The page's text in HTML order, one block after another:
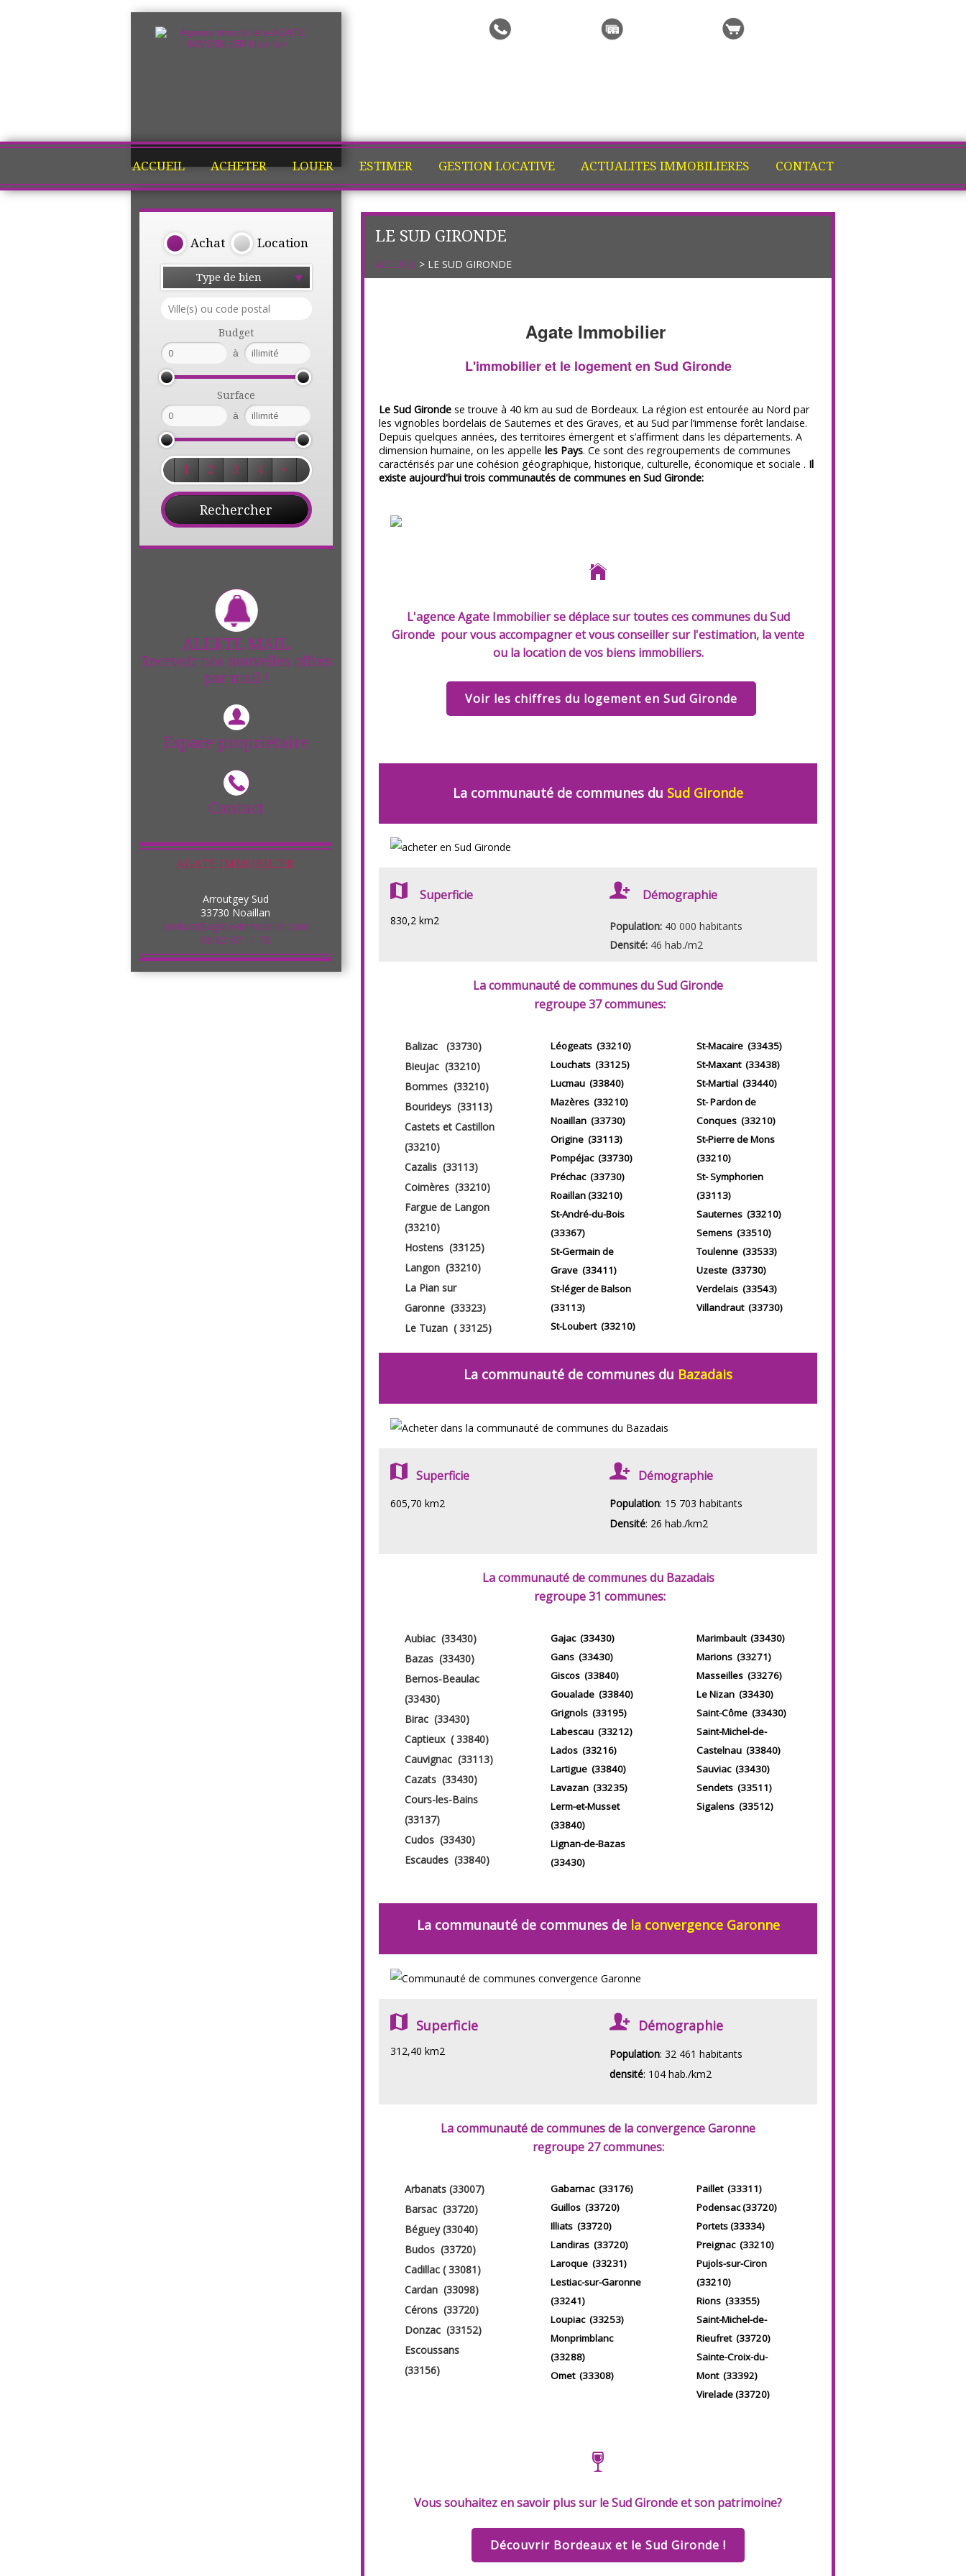
ACCUEIL ACHETER LOUER ESTIMER GESTION LOCATIVE ACTUALITES IMMOBILIERES CONTACT
Achat Location
Type de bien
Budget
à
Surface
à
1 2 3 4 +
ALERTE MAIL
Recevoir nos nouvelles offres
par mail !
Espace propriétaire
Contact
AGATE IMMOBILIER
Arroutgey Sud
33730 Noaillan
contact@agate-immobilier.com
06 83 87 11 76
LE SUD GIRONDE
ACCUEIL > LE SUD GIRONDE
Agate Immobilier
L'immobilier et le logement en Sud Gironde
Le Sud Gironde se trouve à 40 km au sud de Bordeaux. La région est entourée au Nord par
les vignobles bordelais de Sauternes et des Graves, et au Sud par l’immense forêt landaise.
Depuis quelques années, des territoires émergent et s’affirment dans les départements. A
dimension humaine, on les appelle les Pays. Ce sont des regroupements de communes
caractérisés par une cohésion géographique, historique, culturelle, économique et sociale . Il
existe aujourd'hui trois communautés de communes en Sud Gironde:
L'agence Agate Immobilier se déplace sur toutes ces communes du Sud
Gironde pour vous accompagner et vous conseiller sur l'estimation, la vente
ou la location de vos biens immobiliers.
Voir les chiffres du logement en Sud Gironde
La communauté de communes du Sud Gironde
Superficie
830,2 km2
Démographie
Population: 40 000 habitants
Densité: 46 hab./m2
La communauté de communes du Sud Gironde
regroupe 37 communes:
Balizac (33730)
Bieujac (33210)
Bommes (33210)
Bourideys (33113)
Castets et Castillon
(33210)
Cazalis (33113)
Coimères (33210)
Fargue de Langon
(33210)
Hostens (33125)
Langon (33210)
La Pian sur
Garonne (33323)
Le Tuzan ( 33125)
Léogeats (33210)
Louchats (33125)
Lucmau (33840)
Mazères (33210)
Noaillan (33730)
Origine (33113)
Pompéjac (33730)
Préchac (33730)
Roaillan (33210)
St-André-du-Bois
(33367)
St-Germain de
Grave (33411)
St-léger de Balson
(33113)
St-Loubert (33210)
St-Macaire (33435)
St-Maxant (33438)
St-Martial (33440)
St- Pardon de
Conques (33210)
St-Pierre de Mons
(33210)
St- Symphorien
(33113)
Sauternes (33210)
Semens (33510)
Toulenne (33533)
Uzeste (33730)
Verdelais (33543)
Villandraut (33730)
La communauté de communes du Bazadais
Superficie
605,70 km2
Démographie
Population: 15 703 habitants
Densité: 26 hab./km2
La communauté de communes du Bazadais
regroupe 31 communes:
Aubiac (33430)
Bazas (33430)
Bernos-Beaulac
(33430)
Birac (33430)
Captieux ( 33840)
Cauvignac (33113)
Cazats (33430)
Cours-les-Bains
(33137)
Cudos (33430)
Escaudes (33840)
Gajac (33430)
Gans (33430)
Giscos (33840)
Goualade (33840)
Grignols (33195)
Labescau (33212)
Lados (33216)
Lartigue (33840)
Lavazan (33235)
Lerm-et-Musset
(33840)
Lignan-de-Bazas
(33430)
Marimbault (33430)
Marions (33271)
Masseilles (33276)
Le Nizan (33430)
Saint-Côme (33430)
Saint-Michel-de-
Castelnau (33840)
Sauviac (33430)
Sendets (33511)
Sigalens (33512)
La communauté de communes de la convergence Garonne
Superficie
312,40 km2
Démographie
Population: 32 461 habitants
densité: 104 hab./km2
La communauté de communes de la convergence Garonne
regroupe 27 communes:
Arbanats (33007)
Barsac (33720)
Béguey (33040)
Budos (33720)
Cadillac ( 33081)
Cardan (33098)
Cérons (33720)
Donzac (33152)
Escoussans
(33156)
Gabarnac (33176)
Guillos (33720)
Illiats (33720)
Landiras (33720)
Laroque (33231)
Lestiac-sur-Garonne
(33241)
Loupiac (33253)
Monprimblanc
(33288)
Omet (33308)
Paillet (33311)
Podensac (33720)
Portets (33334)
Preignac (33210)
Pujols-sur-Ciron
(33210)
Rions (33355)
Saint-Michel-de-
Rieufret (33720)
Sainte-Croix-du-
Mont (33392)
Virelade (33720)
Vous souhaitez en savoir plus sur le Sud Gironde et son patrimoine?
Découvrir Bordeaux et le Sud Gironde !